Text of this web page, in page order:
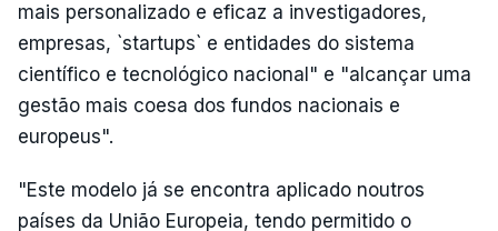
mais personalizado e eficaz a investigadores,
empresas, `startups` e entidades do sistema
científico e tecnológico nacional" e "alcançar uma
gestão mais coesa dos fundos nacionais e
europeus".
"Este modelo já se encontra aplicado noutros
países da União Europeia, tendo permitido o